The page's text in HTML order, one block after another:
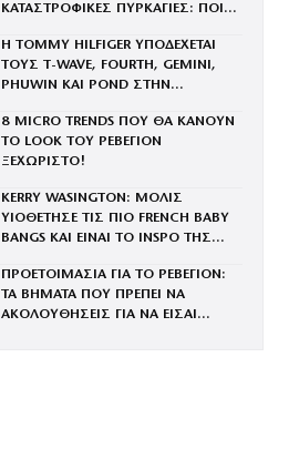
ΚΑΤΑΣΤΡΟΦΙΚΕΣ ΠΥΡΚΑΓΙΕΣ: ΠΟΙΟΙ
Η TOMMY HILFIGER ΥΠΟΔΕΧΕΤΑΙ
ΤΟΥΣ Τ-WAVE, FOURTH, GEMINI,
PHUWIN ΚΑΙ POND ΣΤΗΝ
8 MICRO TRENDS ΠΟΥ ΘΑ ΚΑΝΟΥΝ
ΤΟ LOOK ΤΟΥ ΡΕΒΕΓΙΟΝ
ΞΕΧΩΡΙΣΤΟ!
KERRY WASINGTON: ΜΟΛΙΣ
ΥΙΟΘΕΤΗΣΕ ΤΙΣ ΠΙΟ FRENCH BABY
BANGS ΚΑΙ ΕΙΝΑΙ ΤΟ INSPO ΤΗΣ
ΠΡΟΕΤΟΙΜΑΣΙΑ ΓΙΑ ΤΟ ΡΕΒΕΓΙΟΝ:
ΤΑ ΒΗΜΑΤΑ ΠΟΥ ΠΡΕΠΕΙ ΝΑ
ΑΚΟΛΟΥΘΗΣΕΙΣ ΓΙΑ ΝΑ ΕΙΣΑΙ